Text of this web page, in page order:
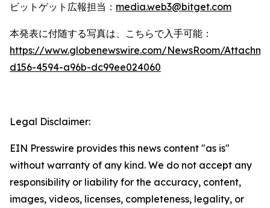
ビットゲット広報担当： media.web3@bitget.com
本発表に付随する写真は、こちらで入手可能：
https://www.globenewswire.com/NewsRoom/
d156-4594-a96b-dc99ee024060
Legal Disclaimer:
EIN Presswire provides this news content "as is"
without warranty of any kind. We do not accept any
responsibility or liability for the accuracy, content,
images, videos, licenses, completeness, legality, or